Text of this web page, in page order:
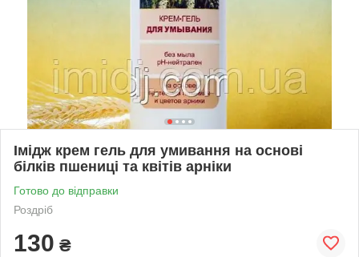
Імідж крем гель для умивання на основі
білків пшениці та квітів арніки
Готово до відправки
Роздріб
130 ₴